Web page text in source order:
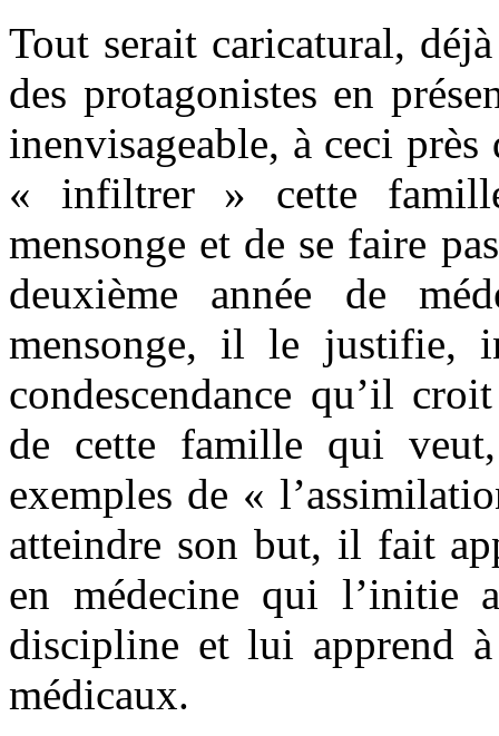
Tout serait caricatural,
des protagonistes en
inenvisageable, à ceci
« infiltrer » cette
mensonge et de se faire
deuxième année de
mensonge, il le justifie,
condescendance qu’il
de cette famille qui
exemples de «
atteindre son but, il fait
en médecine qui l’initie
discipline et lui apprend
médicaux.